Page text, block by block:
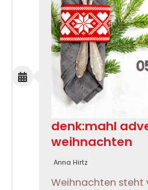
denk:mahl
weihnachten
Anna Hirtz
Weihnachten steht